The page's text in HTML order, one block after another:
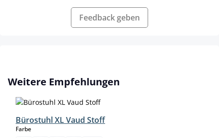
Feedback geben
Produktgalerie überspringen
Weitere Empfehlungen
Bürostuhl XL Vaud Stoff
Farbeauswählen